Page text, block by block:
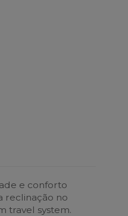
e conforto
reclinação no
travel system.